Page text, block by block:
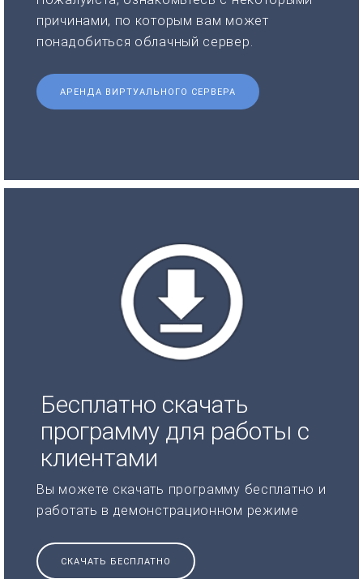
причинами, по которым вам может
понадобиться облачный сервер.
АРЕНДА ВИРТУАЛЬНОГО СЕРВЕРА
Бесплатно скачать
программу для работы с
клиентами
Вы можете скачать программу бесплатно и
работать в демонстрационном режиме
СКАЧАТЬ БЕСПЛАТНО